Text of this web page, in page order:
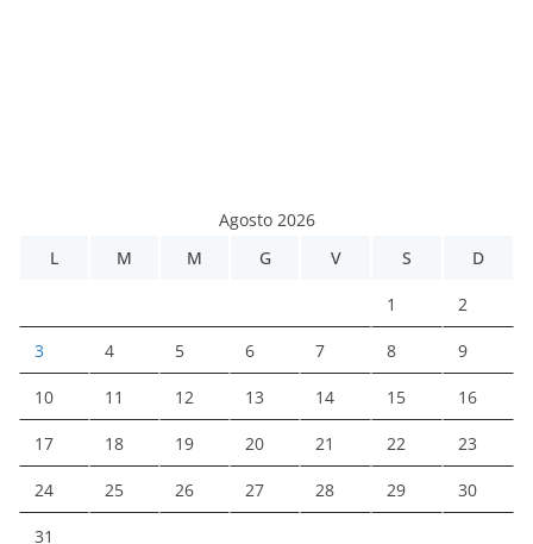
Agosto 2026
L
M M G V S D
1 2
3 4 5 6 7 8 9
10 11 12 13 14 15 16
17 18 19 20 21 22 23
24 25 26 27 28 29 30
31